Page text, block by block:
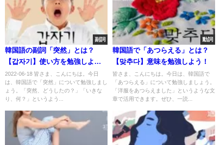
副詞
韓国語の副詞「突然」とは？
【갑자기】使い方を勉強しよ
う。
2022-06-18 皆さま、こんにちは。今日
は、韓国語で「突然」について勉強しまし
ょう。「突然、どうしたの？」「いきな
り、何？」というよう...
動詞
韓国語で「あつらえる」とは？
【맞추다】意味を勉強しよう！
皆さま、こんにちは。今日は、韓国語で
「あつらえる」について勉強しましょう。
「洋服をあつらえました」というような文
章で活用できます。ぜひ、一読...